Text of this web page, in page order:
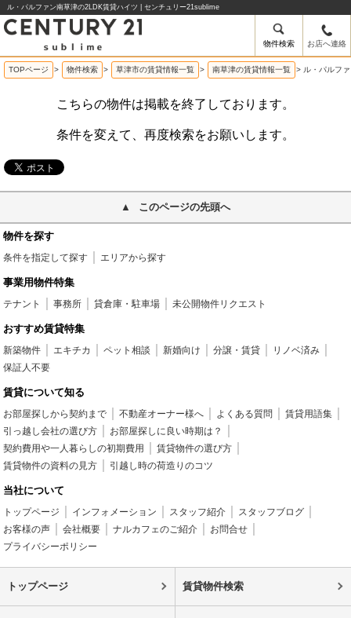
ル・パルファン南草津の2LDK賃貸ハイツ | センチュリー21sublime
物件検索 お店へ連絡
TOPページ > 物件検索 > 草津市の賃貸情報一覧 > 南草津の賃貸情報一覧 > ル・パルフ
こちらの物件は掲載を終了しております。
条件を変えて、再度検索をお願いします。
このページの先頭へ
物件を探す
条件を指定して探す エリアから探す
事業用物件特集
テナント 事務所 貸倉庫・駐車場 未公開物件リクエスト
おすすめ賃貸特集
新築物件 エキチカ ペット相談 新婚向け 分譲・賃貸
リノベ済み
保証人不要
賃貸について知る
お部屋探しから契約まで 不動産オーナー様へ よくある質問
賃貸用語集
引っ越し会社の選び方
お部屋探しに良い時期は？
契約費用や一人暮らしの初期費用
賃貸物件の選び方
賃貸物件の資料の見方
引越し時の荷造りのコツ
当社について
トップページ インフォメーション スタッフ紹介
スタッフブログ
お客様の声
会社概要 ナルカフェのご紹介
お問合せ
プライバシーポリシー
トップページ 賃貸物件検索